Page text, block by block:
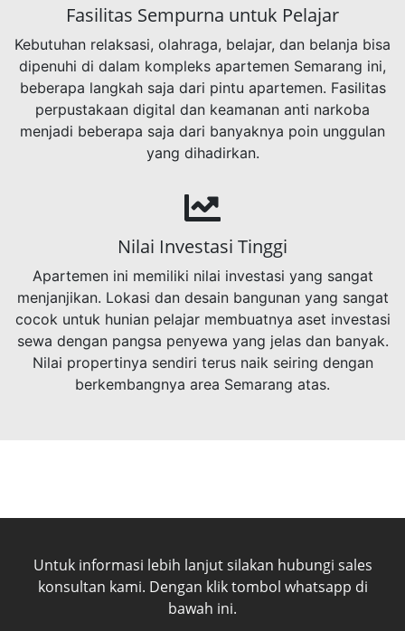
Fasilitas Sempurna untuk Pelajar
Kebutuhan relaksasi, olahraga, belajar, dan belanja bisa
dipenuhi di dalam kompleks apartemen Semarang ini,
beberapa langkah saja dari pintu apartemen. Fasilitas
perpustakaan digital dan keamanan anti narkoba
menjadi beberapa saja dari banyaknya poin unggulan
yang dihadirkan.
Nilai Investasi Tinggi
Apartemen ini memiliki nilai investasi yang sangat
menjanjikan. Lokasi dan desain bangunan yang sangat
cocok untuk hunian pelajar membuatnya aset investasi
sewa dengan pangsa penyewa yang jelas dan banyak.
Nilai propertinya sendiri terus naik seiring dengan
berkembangnya area Semarang atas.
Untuk informasi lebih lanjut silakan hubungi sales
konsultan kami. Dengan klik tombol whatsapp di
bawah ini.